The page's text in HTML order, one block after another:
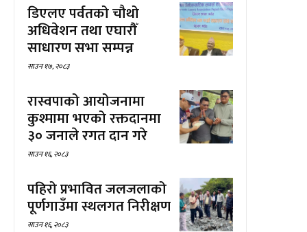
डिएलए पर्वतको चौथो
अधिवेशन तथा एघारौँ
साधारण सभा सम्पन्न
साउन १७, २०८३
रास्वपाको आयोजनामा
कुश्मामा भएको रक्तदानमा
३० जनाले रगत दान गरे
साउन १६, २०८३
पहिरो प्रभावित जलजलाको
पूर्णगाउँमा स्थलगत निरीक्षण
साउन १६, २०८३